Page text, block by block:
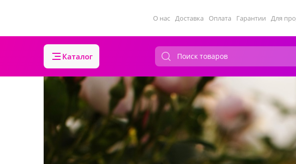
О нас Доставка Оплата Гарантии Для
Каталог